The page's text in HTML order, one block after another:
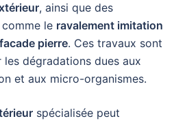
, ainsi que des
le ravalement imitation
pierre. Ces travaux sont
dégradations dues aux
et aux micro-organismes.
spécialisée peut